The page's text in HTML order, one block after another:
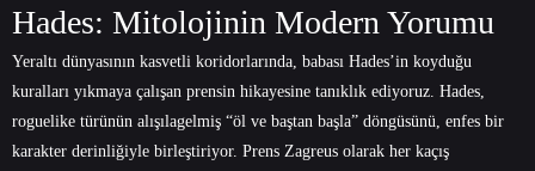
Hades: Mitolojinin Modern Yorumu
Yeraltı dünyasının kasvetli koridorlarında, babası Hades’in koyduğu
kuralları yıkmaya çalışan prensin hikayesine tanıklık ediyoruz. Hades,
roguelike türünün alışılagelmiş “öl ve baştan başla” döngüsünü, enfes bir
karakter derinliğiyle birleştiriyor. Prens Zagreus olarak her kaçış